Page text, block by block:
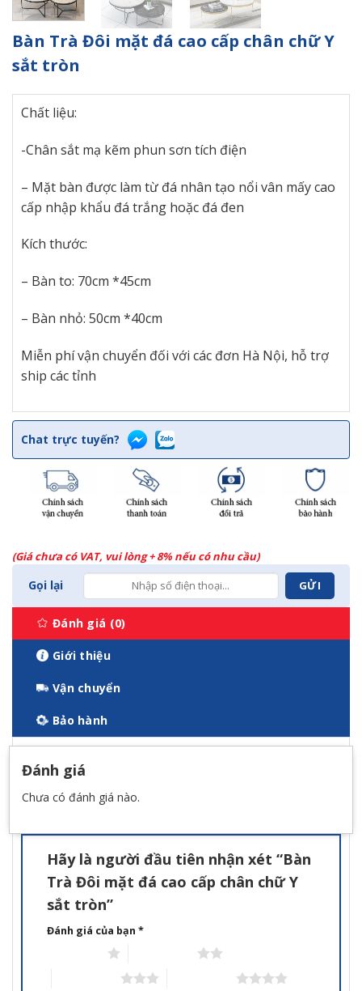
Bàn Trà Đôi mặt đá cao cấp chân chữ Y
sắt tròn
Chất liệu:
-Chân sắt mạ kẽm phun sơn tích điện
– Mặt bàn được làm từ đá nhân tạo nổi vân mấy cao
cấp nhập khẩu đá trắng hoặc đá đen
Kích thước:
– Bàn to: 70cm *45cm
– Bàn nhỏ: 50cm *40cm
Miễn phí vận chuyển đối với các đơn Hà Nội, hỗ trợ
ship các tỉnh
Chat trực tuyến?
(Giá chưa có VAT, vui lòng + 8% nếu có nhu cầu)
Gọi lại
Đánh giá (0)
Giới thiệu
Vận chuyển
Bảo hành
Đánh giá
Chưa có đánh giá nào.
Hãy là người đầu tiên nhận xét “Bàn
Trà Đôi mặt đá cao cấp chân chữ Y
sắt tròn”
Đánh giá của bạn *